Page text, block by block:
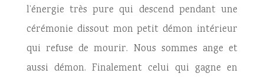
l’énergie très pure qui descend pendant une
cérémonie dissout mon petit démon intérieur
qui refuse de mourir. Nous sommes ange et
aussi démon. Finalement celui qui gagne en